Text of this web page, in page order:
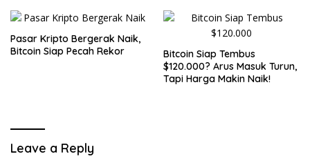
Pasar Kripto Bergerak Naik,
Bitcoin Siap Pecah Rekor
Bitcoin Siap Tembus
$120.000? Arus Masuk Turun,
Tapi Harga Makin Naik!
Leave a Reply